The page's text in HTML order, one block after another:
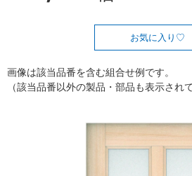
お気に入り
画像は該当品番を含む組合せ例です。
（該当品番以外の製品・部品も表示され